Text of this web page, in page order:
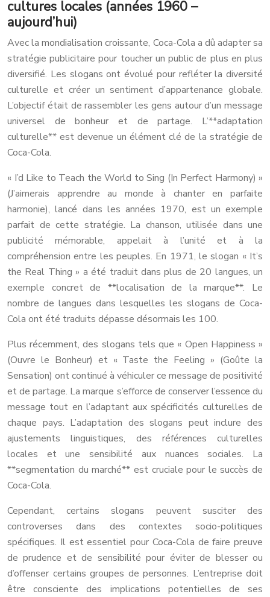
cultures locales (années 1960 –
aujourd’hui)
Avec la mondialisation croissante, Coca-Cola a dû adapter sa
stratégie publicitaire pour toucher un public de plus en plus
diversifié. Les slogans ont évolué pour refléter la diversité
culturelle et créer un sentiment d’appartenance globale.
L’objectif était de rassembler les gens autour d’un message
universel de bonheur et de partage. L’**adaptation
culturelle** est devenue un élément clé de la stratégie de
Coca-Cola.
« I’d Like to Teach the World to Sing (In Perfect Harmony) »
(J’aimerais apprendre au monde à chanter en parfaite
harmonie), lancé dans les années 1970, est un exemple
parfait de cette stratégie. La chanson, utilisée dans une
publicité mémorable, appelait à l’unité et à la
compréhension entre les peuples. En 1971, le slogan « It’s
the Real Thing » a été traduit dans plus de 20 langues, un
exemple concret de **localisation de la marque**. Le
nombre de langues dans lesquelles les slogans de Coca-
Cola ont été traduits dépasse désormais les 100.
Plus récemment, des slogans tels que « Open Happiness »
(Ouvre le Bonheur) et « Taste the Feeling » (Goûte la
Sensation) ont continué à véhiculer ce message de positivité
et de partage. La marque s’efforce de conserver l’essence du
message tout en l’adaptant aux spécificités culturelles de
chaque pays. L’adaptation des slogans peut inclure des
ajustements linguistiques, des références culturelles
locales et une sensibilité aux nuances sociales. La
**segmentation du marché** est cruciale pour le succès de
Coca-Cola.
Cependant, certains slogans peuvent susciter des
controverses dans des contextes socio-politiques
spécifiques. Il est essentiel pour Coca-Cola de faire preuve
de prudence et de sensibilité pour éviter de blesser ou
d’offenser certains groupes de personnes. L’entreprise doit
être consciente des implications potentielles de ses